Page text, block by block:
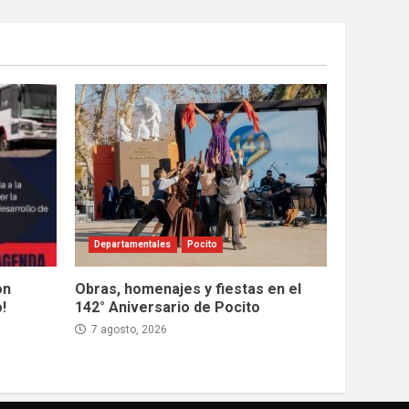
Departamentales Pocito
Obras, homenajes y fiestas en el
142° Aniversario de Pocito
7 agosto, 2026